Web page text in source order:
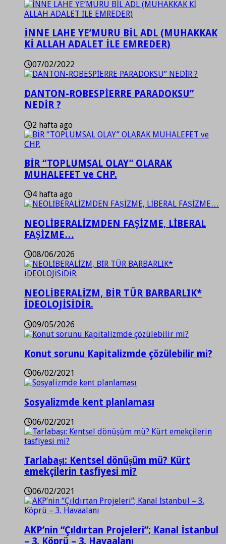
İNNE LAHE YE’MURU BİL ADL (MUHAKKAK
Kİ ALLAH ADALET İLE EMREDER)
07/02/2022
DANTON-ROBESPİERRE PARADOKSU”
NEDİR ?
2 hafta ago
BİR “TOPLUMSAL OLAY” OLARAK
MUHALEFET ve CHP.
4 hafta ago
NEOLİBERALİZMDEN FAŞİZME, LİBERAL
FAŞİZME…
08/06/2026
NEOLİBERALİZM, BİR TÜR BARBARLIK*
İDEOLOJİSİDİR.
09/05/2026
Konut sorunu Kapitalizmde çözülebilir mi?
06/02/2021
Sosyalizmde kent planlaması
06/02/2021
Tarlabaşı: Kentsel dönüşüm mü? Kürt
emekçilerin tasfiyesi mi?
06/02/2021
AKP’nin “Çıldırtan Projeleri”; Kanal İstanbul
– 3. Köprü – 3. Havaalanı